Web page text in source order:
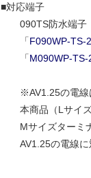
■対応端子
090TS防水端子（
「F090WP-TS-
「M090WP-TS-
※AV1.25の電線は
本商品（Lサイズ
Mサイズターミ
AV1.25の電線に